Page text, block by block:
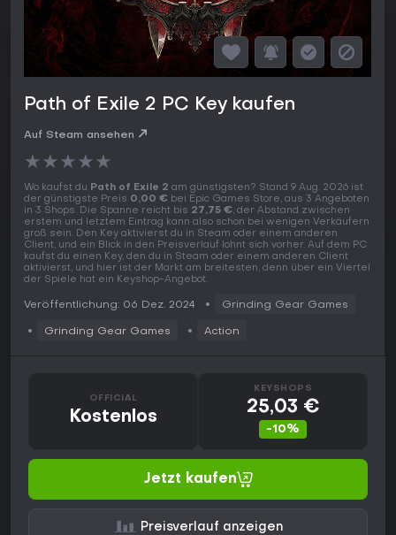
Path of Exile 2 PC Key kaufen
Auf Steam ansehen
★★★★★
Wo kaufst du Path of Exile 2 am günstigsten? Stand 9 Aug. 2026 ist
der günstigste Preis 0,00 € bei Epic Games Store, aus 3 Angeboten
in 3 Shops. Die Spanne reicht bis 27,75 €, der Abstand zwischen
erstem und letztem Eintrag kann also schon bei wenigen Verkäufern
groß sein. Den Key aktivierst du in Steam oder einem anderen
Client, und ein Blick in den Preisverlauf lohnt sich vorher. Auf dem PC
kaufst du einen Key, den du in Steam oder einem anderen Client
aktivierst, und hier ist der Markt am breitesten, denn über ein Viertel
der Spiele hat ein Keyshop-Angebot.
Veröffentlichung: 06 Dez. 2024 Grinding Gear Games
Grinding Gear Games Action
OFFICIAL
Kostenlos
KEYSHOPS
25,03 €
-10%
Jetzt kaufen
Preisverlauf anzeigen